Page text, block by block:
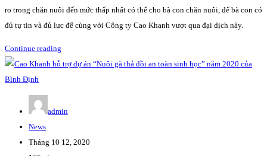
ro trong chăn nuôi đến mức thấp nhất có thể cho bà con chăn nuôi, để bà con có
đủ tự tin và đủ lực để cùng với Công ty Cao Khanh vượt qua đại dịch này.
Continue reading
admin
News
Tháng 10 12, 2020